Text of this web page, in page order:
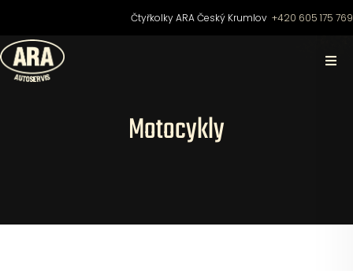
obsah
Čtyřkolky ARA Český Krumlov+420 605 175 769
Motocykly